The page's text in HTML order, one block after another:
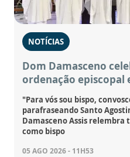
NOTÍCIAS
Dom Damasceno
ordenação episcopal
"Para vós sou bispo,
parafraseando Santo
Damasceno Assis
como bispo
05 AGO 2026 - 11H53